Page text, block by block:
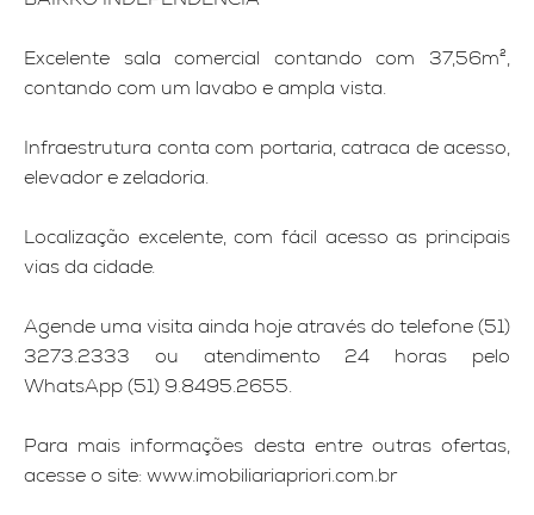
Excelente sala comercial contando com 37,56m²,
contando com um lavabo e ampla vista.
Infraestrutura conta com portaria, catraca de acesso,
elevador e zeladoria.
Localização excelente, com fácil acesso as principais
vias da cidade.
Agende uma visita ainda hoje através do telefone (51)
3273.2333 ou atendimento 24 horas pelo
WhatsApp (51) 9.8495.2655.
Para mais informações desta entre outras ofertas,
acesse o site: www.imobiliariapriori.com.br